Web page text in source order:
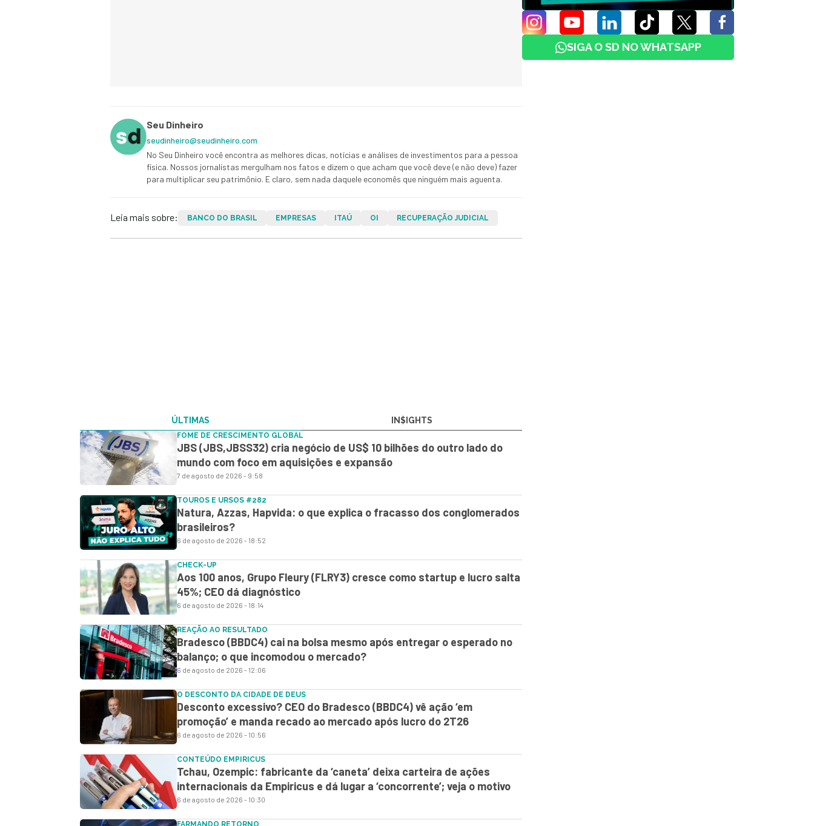
Seu Dinheiro
seudinheiro@seudinheiro.com
No Seu Dinheiro você encontra as melhores dicas, notícias e análises de investimentos para a pessoa
física. Nossos jornalistas mergulham nos fatos e dizem o que acham que você deve (e não deve) fazer
para multiplicar seu patrimônio. E claro, sem nada daquele economês que ninguém mais aguenta.
Leia mais sobre: BANCO DO BRASIL EMPRESAS ITAÚ OI RECUPERAÇÃO JUDICIAL
ÚLTIMAS IN$IGHTS
FOME DE CRESCIMENTO GLOBAL
JBS (JBS,JBSS32) cria negócio de US$ 10 bilhões do outro lado do
mundo com foco em aquisições e expansão
7 de agosto de 2026 - 9:58
TOUROS E URSOS #282
Natura, Azzas, Hapvida: o que explica o fracasso dos conglomerados
brasileiros?
6 de agosto de 2026 - 18:52
CHECK-UP
Aos 100 anos, Grupo Fleury (FLRY3) cresce como startup e lucro salta
45%; CEO dá diagnóstico
6 de agosto de 2026 - 18:14
REAÇÃO AO RESULTADO
Bradesco (BBDC4) cai na bolsa mesmo após entregar o esperado no
balanço; o que incomodou o mercado?
6 de agosto de 2026 - 12:06
O DESCONTO DA CIDADE DE DEUS
Desconto excessivo? CEO do Bradesco (BBDC4) vê ação ‘em
promoção’ e manda recado ao mercado após lucro do 2T26
6 de agosto de 2026 - 10:56
CONTEÚDO EMPIRICUS
Tchau, Ozempic: fabricante da ‘caneta’ deixa carteira de ações
internacionais da Empiricus e dá lugar a ‘concorrente’; veja o motivo
6 de agosto de 2026 - 10:30
SIGA O SD NO WHATSAPP